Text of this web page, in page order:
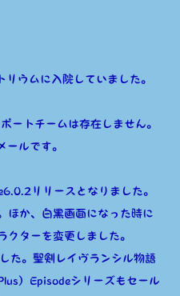
ウムに入院していました。
トチームは存在しません。
ールです。
リリースとなりました。
ほか、白黒画面になった時に
クターを変更しました。
た。聖剣レイヴランシル物語
）Episodeシリーズもセール